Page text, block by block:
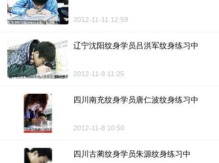
2012-11-11 12:59
辽宁沈阳纹身学员吕洪军纹身练习中
2012-11-9 11:25
四川南充纹身学员唐仁波纹身练习中
2012-11-8 10:50
四川古蔺纹身学员朱源纹身练习中